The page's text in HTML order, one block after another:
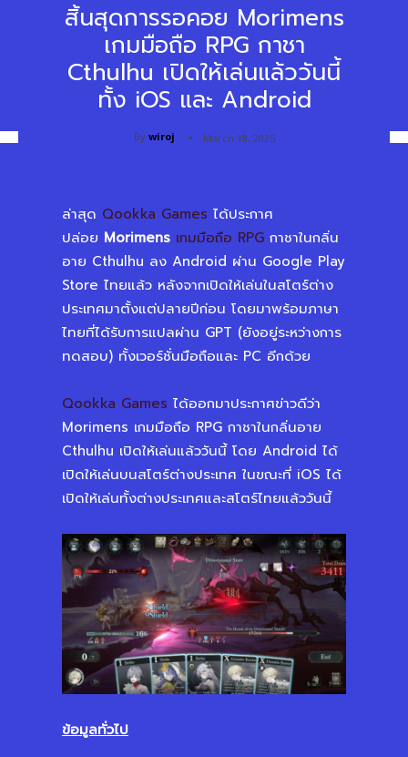
สิ้นสุดการรอคอย Morimens
เกมมือถือ RPG กาชา
Cthulhu เปิดให้เล่นแล้ววันนี้
ทั้ง iOS และ Android
By wiroj March 18, 2025
ล่าสุด Qookka Games ได้ประกาศ
ปล่อย Morimens เกมมือถือ RPG กาชาในกลิ่น
อาย Cthulhu ลง Android ผ่าน Google Play
Store ไทยแล้ว หลังจากเปิดให้เล่นในสโตร์ต่าง
ประเทศมาตั้งแต่ปลายปีก่อน โดยมาพร้อมภาษา
ไทยที่ได้รับการแปลผ่าน GPT (ยังอยู่ระหว่างการ
ทดสอบ) ทั้งเวอร์ชั่นมือถือและ PC อีกด้วย
Qookka Games ได้ออกมาประกาศข่าวดีว่า
Morimens เกมมือถือ RPG กาชาในกลิ่นอาย
Cthulhu เปิดให้เล่นแล้ววันนี้ โดย Android ได้
เปิดให้เล่นบนสโตร์ต่างประเทศ ในขณะที่ iOS ได้
เปิดให้เล่นทั้งต่างประเทศและสโตร์ไทยแล้ววันนี้
ข้อมูลทั่วไป